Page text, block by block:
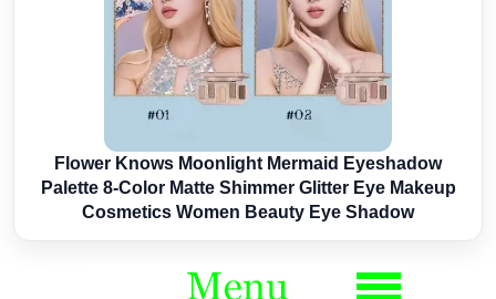
Flower Knows Moonlight Mermaid Eyeshadow
Palette 8-Color Matte Shimmer Glitter Eye Makeup
Cosmetics Women Beauty Eye Shadow